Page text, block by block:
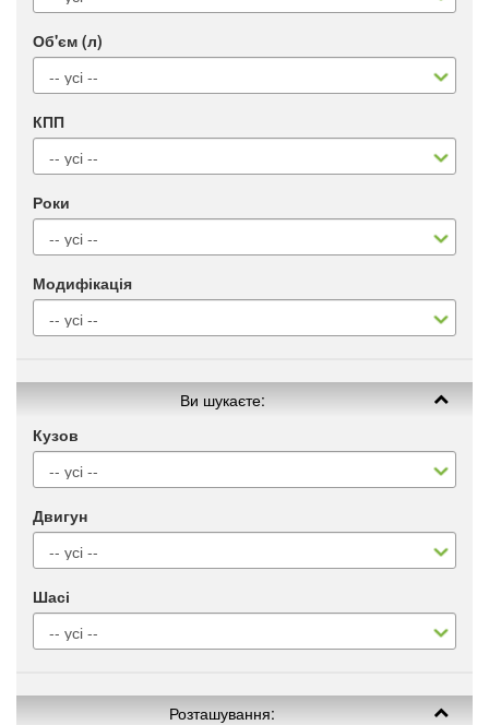
Об'єм (л)
КПП
Роки
Модифікація
Ви шукаєте:
Кузов
Двигун
Шасі
Розташування: